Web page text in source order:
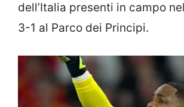
dell’Italia presenti in campo
3-1 al Parco dei Principi.